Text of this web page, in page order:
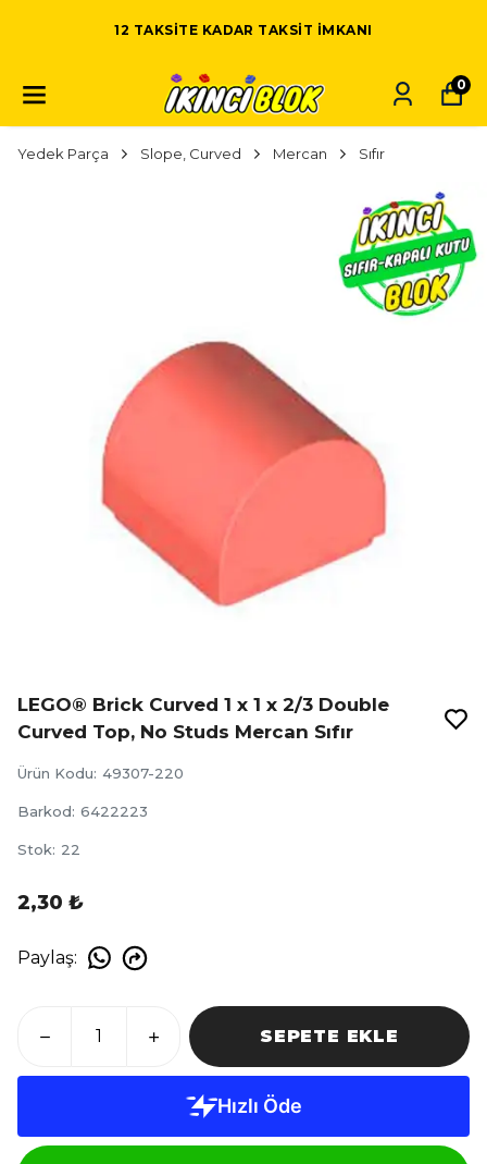
12 TAKSITE KADAR TAKSIT IMKANI
0
Yedek Parça Slope, Curved Mercan Sıfır
LEGO® Brick Curved 1 x 1 x 2/3 Double
Curved Top, No Studs Mercan Sıfır
Ürün Kodu: 49307-220
Barkod: 6422223
Stok: 22
2,30 ₺
Paylaş:
SEPETE EKLE